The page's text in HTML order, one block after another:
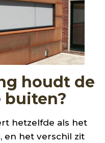
houdt de
buiten?
hetzelfde als het
en het verschil zit